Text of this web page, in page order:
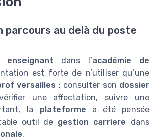
parcours au delà du poste
enseignant dans l’académie de
est forte de n’utiliser qu’une
versailles : consulter son dossier
une affectation, suivre une
la plateforme a été pensée
outil de gestion carriere dans
.